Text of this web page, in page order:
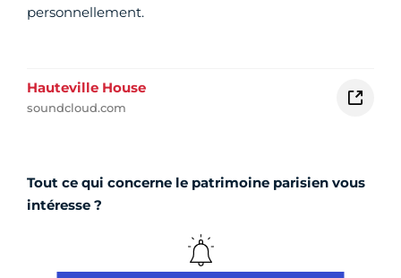
personnellement.
Hauteville House
soundcloud.com
Tout ce qui concerne le patrimoine parisien vous
intéresse ?